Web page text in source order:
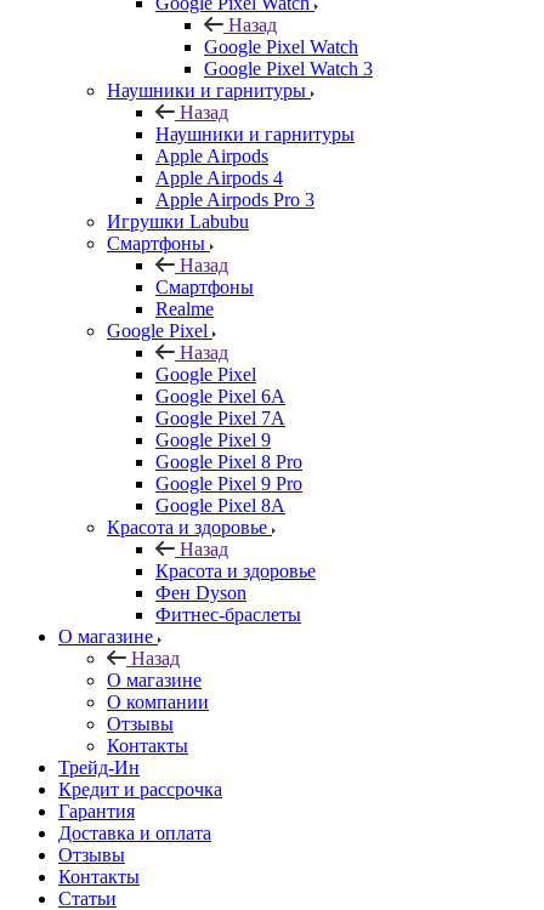
Назад
Google Pixel Watch
Google Pixel Watch 3
Наушники и гарнитуры
Назад
Наушники и гарнитуры
Apple Airpods
Apple Airpods 4
Apple Airpods Pro 3
Игрушки Labubu
Смартфоны
Назад
Смартфоны
Realme
Google Pixel
Назад
Google Pixel
Google Pixel 6A
Google Pixel 7А
Google Pixel 9
Google Pixel 8 Pro
Google Pixel 9 Pro
Google Pixel 8A
Красота и здоровье
Назад
Красота и здоровье
Фен Dyson
Фитнес-браслеты
О магазине
Назад
О магазине
О компании
Отзывы
Контакты
Трейд-Ин
Кредит и рассрочка
Гарантия
Доставка и оплата
Отзывы
Контакты
Статьи